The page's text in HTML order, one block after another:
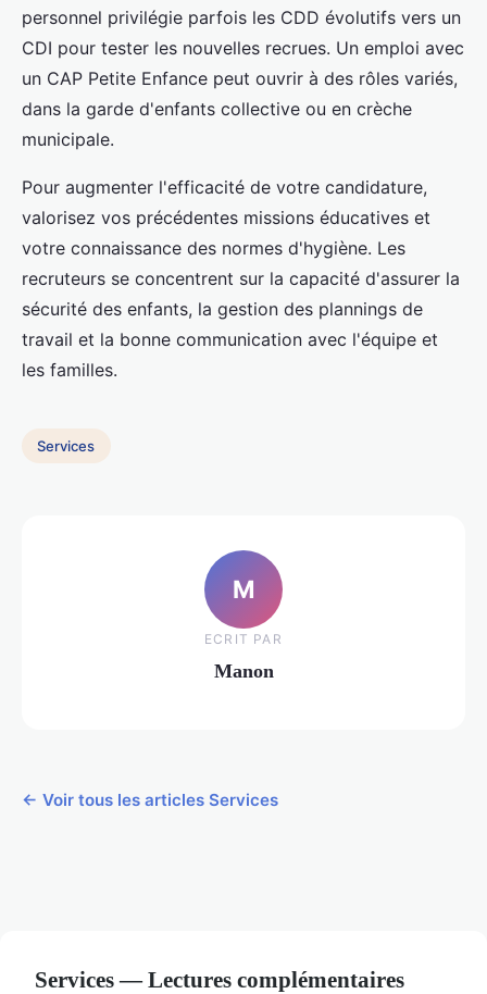
personnel privilégie parfois les CDD évolutifs vers un
CDI pour tester les nouvelles recrues. Un emploi avec
un CAP Petite Enfance peut ouvrir à des rôles variés,
dans la garde d'enfants collective ou en crèche
municipale.
Pour augmenter l'efficacité de votre candidature,
valorisez vos précédentes missions éducatives et
votre connaissance des normes d'hygiène. Les
recruteurs se concentrent sur la capacité d'assurer la
sécurité des enfants, la gestion des plannings de
travail et la bonne communication avec l'équipe et
les familles.
Services
M
ECRIT PAR
Manon
← Voir tous les articles Services
Services — Lectures complémentaires